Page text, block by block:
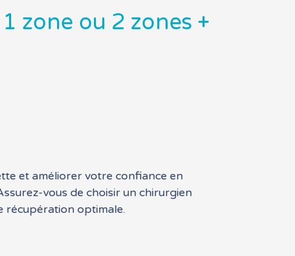
zone ou 2 zones +
et améliorer votre confiance en
vous de choisir un chirurgien
récupération optimale.